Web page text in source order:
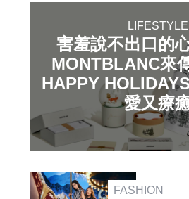
LIFESTYLE
害羞說不出口的
MONTBLANC來
HAPPY
愛又療
FASHION